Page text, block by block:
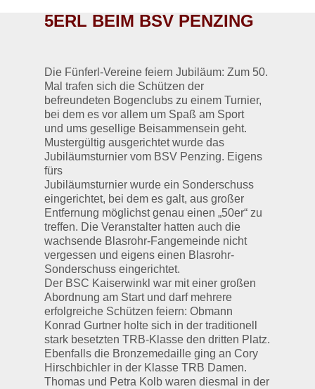
5ERL BEIM BSV PENZING
Die Fünferl-Vereine feiern Jubiläum: Zum 50.
Mal trafen sich die Schützen der
befreundeten Bogenclubs zu einem Turnier,
bei dem es vor allem um Spaß am Sport
und ums gesellige Beisammensein geht.
Mustergültig ausgerichtet wurde das
Jubiläumsturnier vom BSV Penzing. Eigens
fürs
Jubiläumsturnier wurde ein Sonderschuss
eingerichtet, bei dem es galt, aus großer
Entfernung möglichst genau einen „50er“ zu
treffen. Die Veranstalter hatten auch die
wachsende Blasrohr-Fangemeinde nicht
vergessen und eigens einen Blasrohr-
Sonderschuss eingerichtet.
Der BSC Kaiserwinkl war mit einer großen
Abordnung am Start und darf mehrere
erfolgreiche Schützen feiern: Obmann
Konrad Gurtner holte sich in der traditionell
stark besetzten TRB-Klasse den dritten Platz.
Ebenfalls die Bronzemedaille ging an Cory
Hirschbichler in der Klasse TRB Damen.
Thomas und Petra Kolb waren diesmal in der